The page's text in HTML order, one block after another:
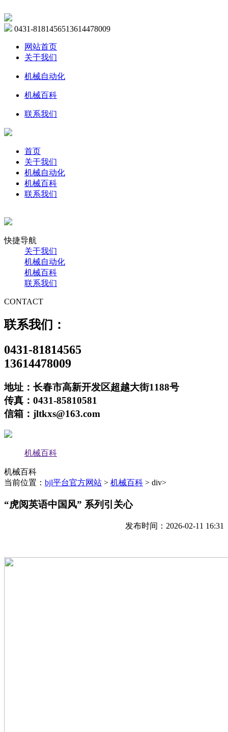
0431-8181456513614478009
网站首页
关于我们
机械自动化
机械百科
联系我们
首页
关于我们
机械自动化
机械百科
联系我们
快捷导航
关于我们
机械自动化
机械百科
联系我们
CONTACT
联系我们：
0431-81814565
13614478009
地址：长春市高新开发区超越大街1188号
传真：0431-85810581
信箱：jltkxs@163.com
机械百科
机械百科
当前位置： bjl平台官方网站 > 机械百科 > div>
“虎阅英语中国风” 系列引关心
发布时间：2026-02-11 16:31